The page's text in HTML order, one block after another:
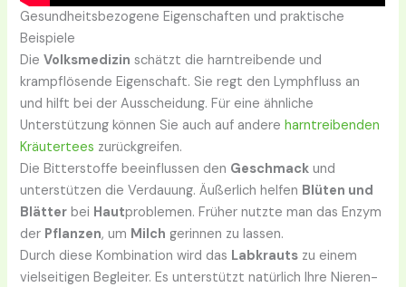
Gesundheitsbezogene Eigenschaften und praktische
Beispiele
DieVolksmedizin schätzt die harntreibende und
krampflösende Eigenschaft. Sie regt den Lymphfluss an
und hilft bei der Ausscheidung. Für eine ähnliche
Unterstützung können Sie auch auf andereharntreibenden
Kräutertees zurückgreifen.
Die Bitterstoffe beeinflussen den Geschmack und
unterstützen die Verdauung. Äußerlich helfen Blüten und
Blätter bei Hautproblemen. Früher nutzte man das Enzym
der Pflanzen, um Milch gerinnen zu lassen.
Durch diese Kombination wird das Labkrauts zu einem
vielseitigen Begleiter. Es unterstützt natürlich Ihre Nieren-